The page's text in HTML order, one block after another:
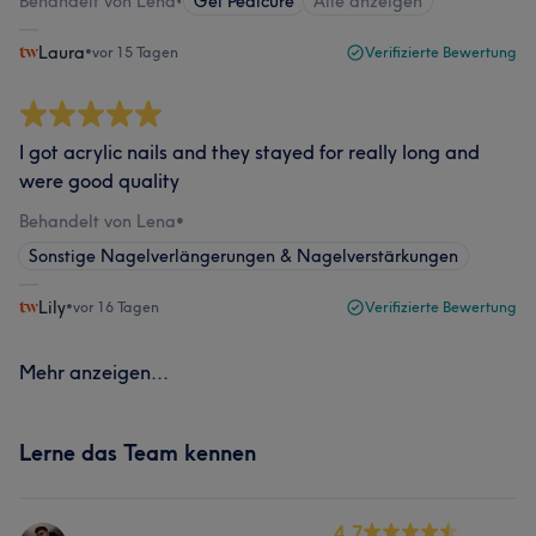
Laura•vor 15 Tagen Verifizierte Bewertung
I got acrylic nails and they stayed for really long and
were good quality
Behandelt von Lena•
Sonstige Nagelverlängerungen & Nagelverstärkungen
Lily•vor 16 Tagen Verifizierte Bewertung
Mehr anzeigen...
Lerne das Team kennen